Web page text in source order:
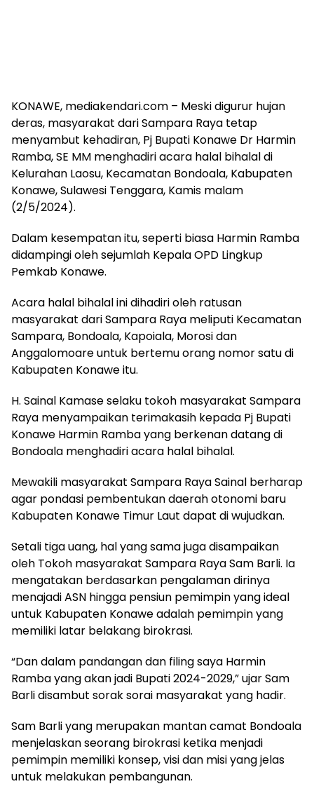
KONAWE, mediakendari.com – Meski digurur hujan
deras, masyarakat dari Sampara Raya tetap
menyambut kehadiran, Pj Bupati Konawe Dr Harmin
Ramba, SE MM menghadiri acara halal bihalal di
Kelurahan Laosu, Kecamatan Bondoala, Kabupaten
Konawe, Sulawesi Tenggara, Kamis malam
(2/5/2024).
Dalam kesempatan itu, seperti biasa Harmin Ramba
didampingi oleh sejumlah Kepala OPD Lingkup
Pemkab Konawe.
Acara halal bihalal ini dihadiri oleh ratusan
masyarakat dari Sampara Raya meliputi Kecamatan
Sampara, Bondoala, Kapoiala, Morosi dan
Anggalomoare untuk bertemu orang nomor satu di
Kabupaten Konawe itu.
H. Sainal Kamase selaku tokoh masyarakat Sampara
Raya menyampaikan terimakasih kepada Pj Bupati
Konawe Harmin Ramba yang berkenan datang di
Bondoala menghadiri acara halal bihalal.
Mewakili masyarakat Sampara Raya Sainal berharap
agar pondasi pembentukan daerah otonomi baru
Kabupaten Konawe Timur Laut dapat di wujudkan.
Setali tiga uang, hal yang sama juga disampaikan
oleh Tokoh masyarakat Sampara Raya Sam Barli. Ia
mengatakan berdasarkan pengalaman dirinya
menajadi ASN hingga pensiun pemimpin yang ideal
untuk Kabupaten Konawe adalah pemimpin yang
memiliki latar belakang birokrasi.
“Dan dalam pandangan dan filing saya Harmin
Ramba yang akan jadi Bupati 2024-2029,” ujar Sam
Barli disambut sorak sorai masyarakat yang hadir.
Sam Barli yang merupakan mantan camat Bondoala
menjelaskan seorang birokrasi ketika menjadi
pemimpin memiliki konsep, visi dan misi yang jelas
untuk melakukan pembangunan.